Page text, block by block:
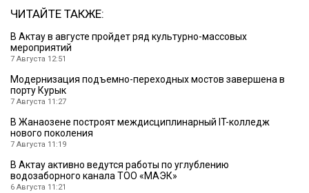
ЧИТАЙТЕ ТАКЖЕ:
В Актау в августе пройдет ряд культурно-массовых
мероприятий
7 Августа 12:51
Модернизация подъемно-переходных мостов завершена в
порту Курык
7 Августа 11:27
В Жанаозене построят междисциплинарный IT-колледж
нового поколения
7 Августа 11:19
В Актау активно ведутся работы по углублению
водозаборного канала ТОО «МАЭК»
6 Августа 11:21